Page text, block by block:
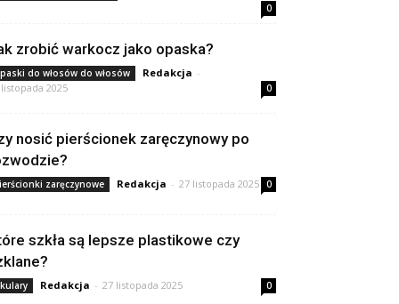
0
zrobić warkocz jako opaska?
do włosów do włosów Redakcja -
2025
0
nosić pierścionek zaręczynowy po
zaręczynowe Redakcja - 27 listopada 2025 0
szkła są lepsze plastikowe czy
Redakcja - 27 listopada 2025 0